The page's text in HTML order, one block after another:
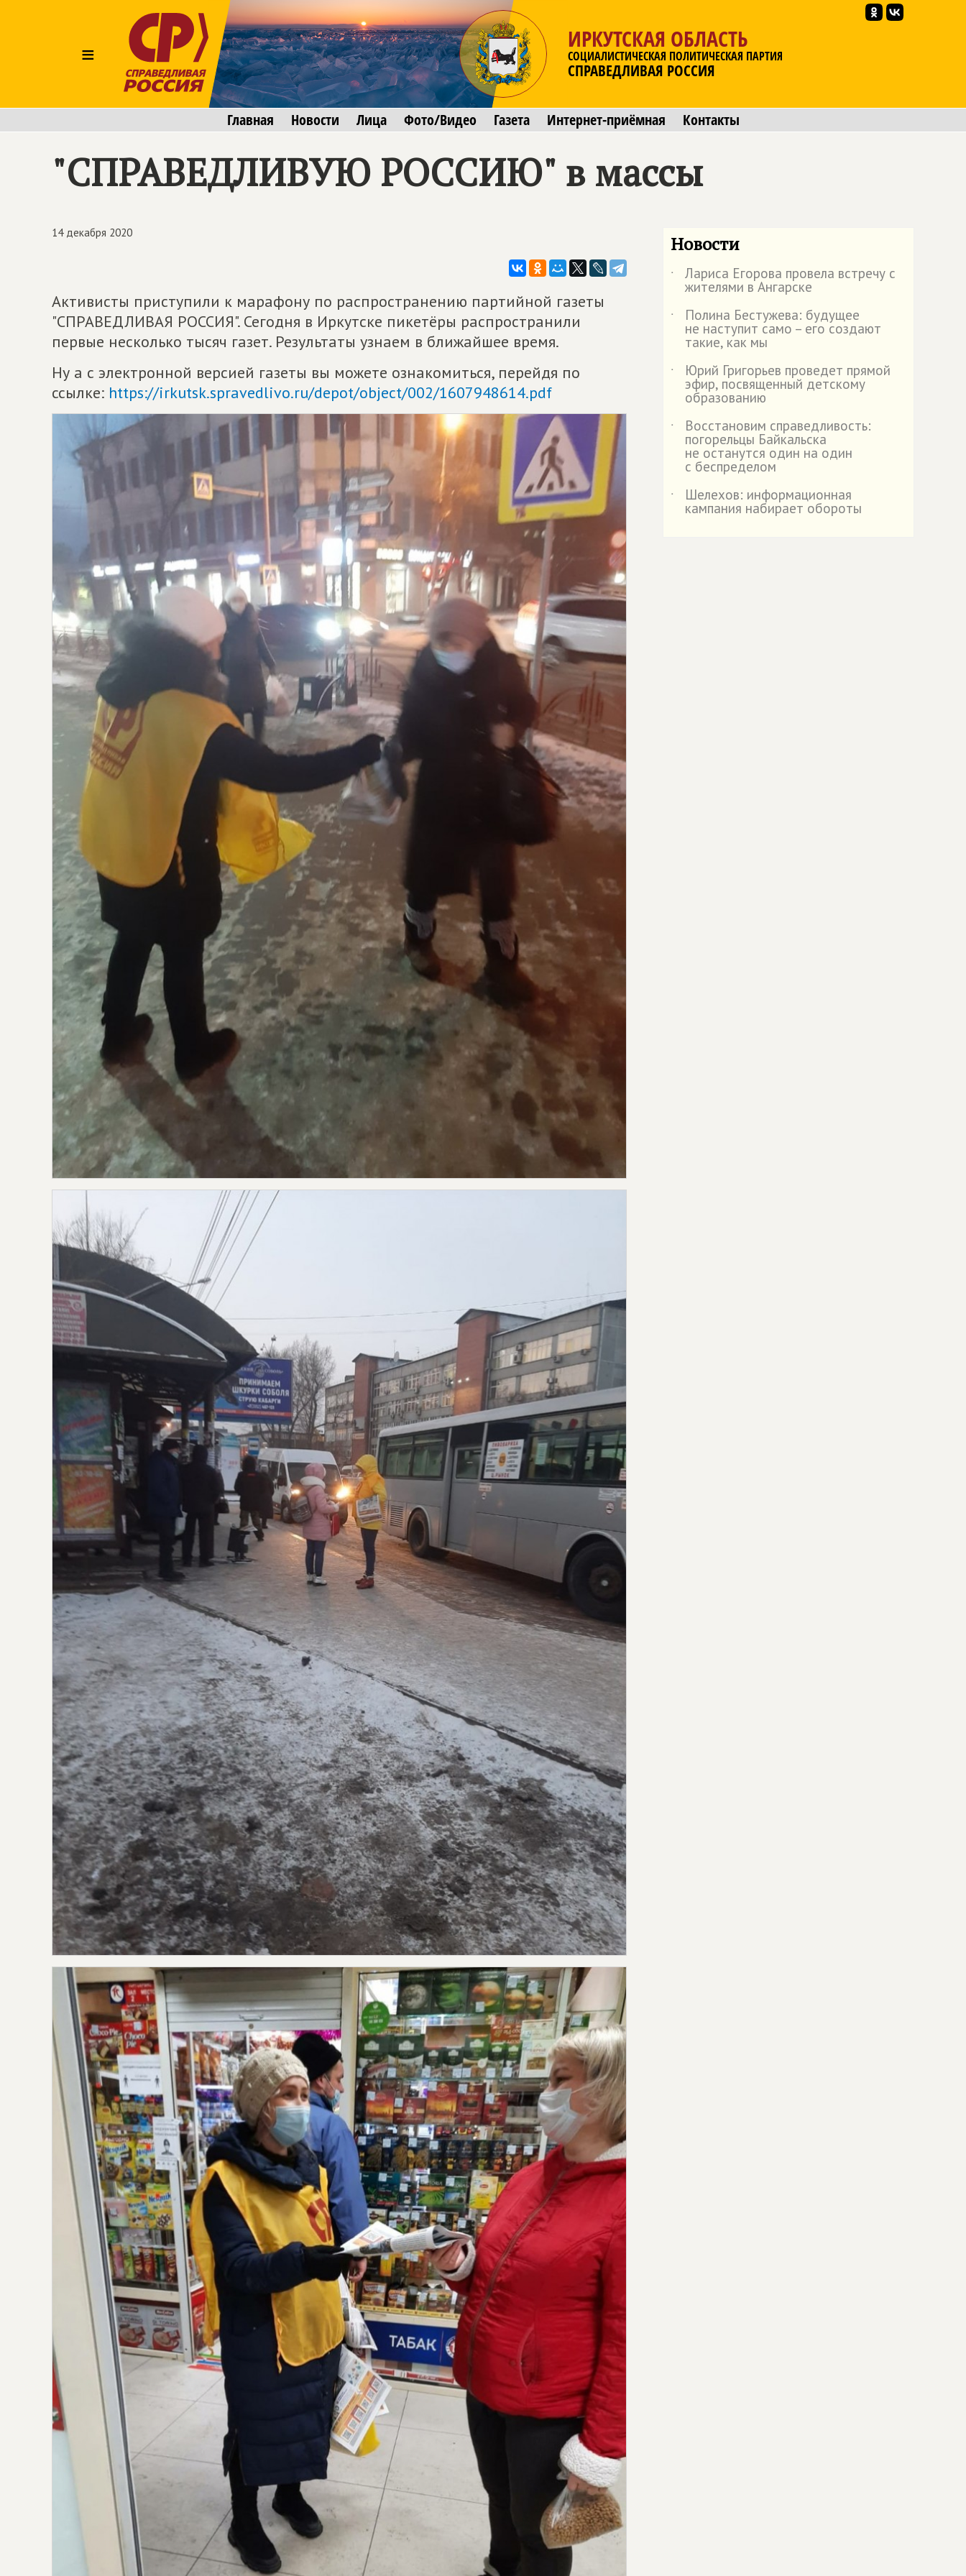
≡
ИРКУТСКАЯ ОБЛАСТЬ
СОЦИАЛИСТИЧЕСКАЯ ПОЛИТИЧЕСКАЯ ПАРТИЯ
СПРАВЕДЛИВАЯ РОССИЯ
Главная Новости Лица Фото/Видео Газета Интернет-приёмная Контакты
"СПРАВЕДЛИВУЮ РОССИЮ" в массы
14 декабря 2020
Активисты приступили к марафону по распространению партийной газеты
"СПРАВЕДЛИВАЯ РОССИЯ". Сегодня в Иркутске пикетёры распространили
первые несколько тысяч газет. Результаты узнаем в ближайшее время.
Ну а с электронной версией газеты вы можете ознакомиться, перейдя по
ссылке: https://irkutsk.spravedlivo.ru/depot/object/002/1607948614.pdf
Новости
˙ Лариса Егорова провела встречу с
жителями в Ангарске
˙
Полина Бестужева: будущее
не наступит само – его создают
такие, как мы
˙
Юрий Григорьев проведет прямой
эфир, посвященный детскому
образованию
˙
Восстановим справедливость:
погорельцы Байкальска
не останутся один на один
с беспределом
˙
Шелехов: информационная
кампания набирает обороты